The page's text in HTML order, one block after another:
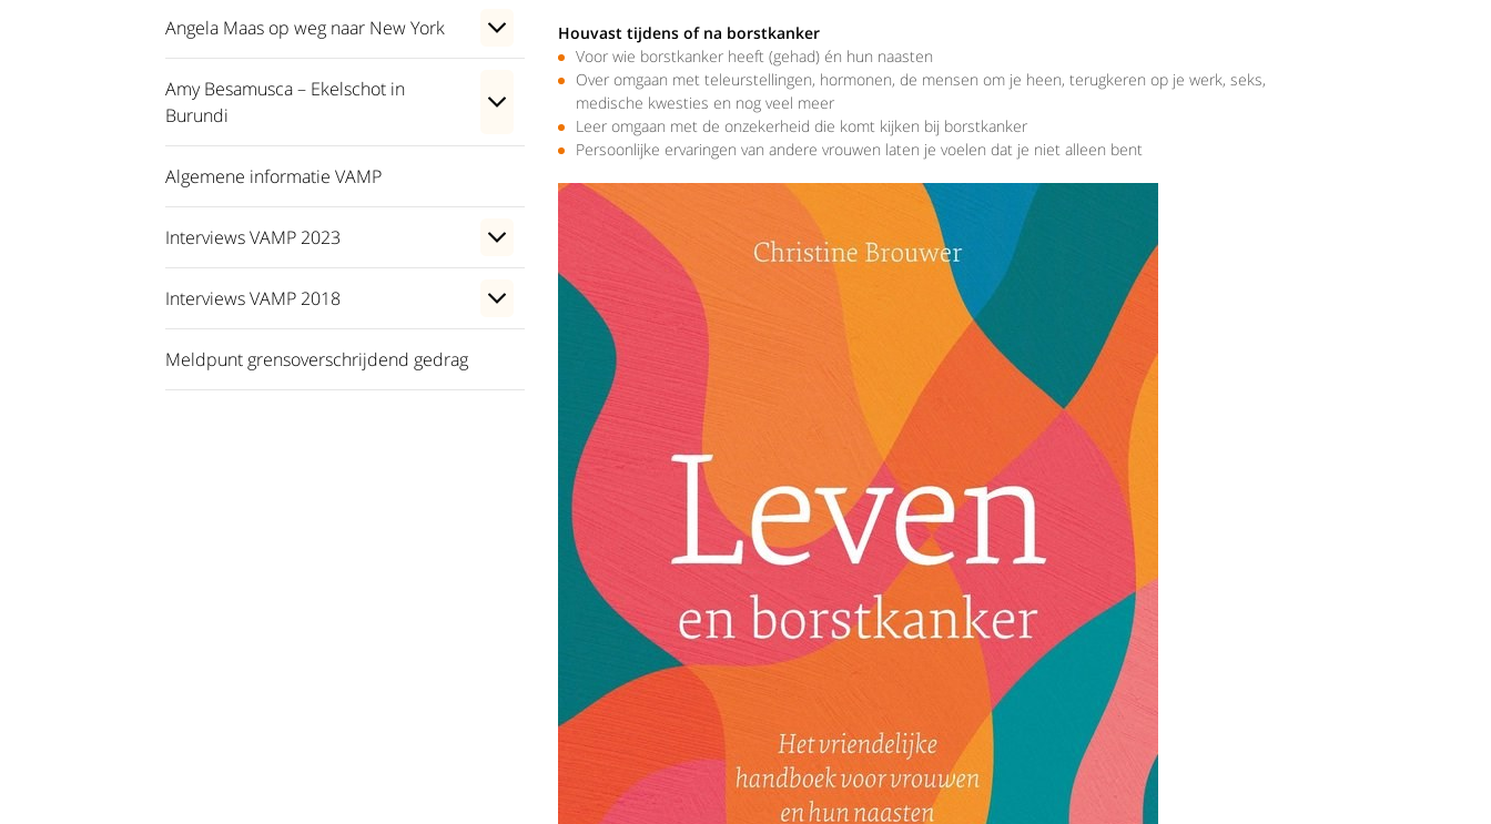
Angela Maas op weg naar New York
Amy Besamusca – Ekelschot in
Burundi
Algemene informatie VAMP
Interviews VAMP 2023
Interviews VAMP 2018
Meldpunt grensoverschrijdend gedrag
Houvast tijdens of na borstkanker
Voor wie borstkanker heeft (gehad) én hun naasten
Over omgaan met teleurstellingen, hormonen, de mensen om je heen, terugkeren op je werk, seks,
medische kwesties en nog veel meer
Leer omgaan met de onzekerheid die komt kijken bij borstkanker
Persoonlijke ervaringen van andere vrouwen laten je voelen dat je niet alleen bent